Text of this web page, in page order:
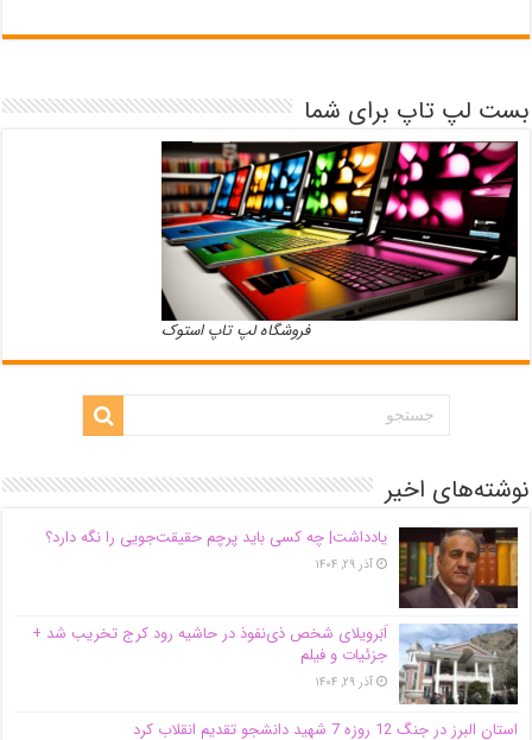
بست لپ تاپ برای شما
فروشگاه لپ تاپ استوک
نوشته‌های اخیر
یادداشت| ‌چه کسی باید پرچم حقیقت‌جویی را نگه دارد؟
آذر ۲۹, ۱۴۰۴
اَبَر‌ویلای شخص ذی‌نفوذ در حاشیه‌ رود کرج تخریب شد +
جزئیات و فیلم
آذر ۲۹, ۱۴۰۴
استان البرز در جنگ 12 روزه 7 شهید دانشجو تقدیم انقلاب کرد